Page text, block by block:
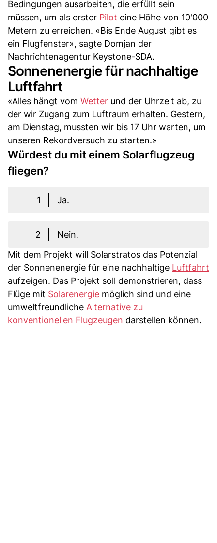
Bedingungen ausarbeiten, die erfüllt sein
müssen, um als erster Pilot eine Höhe von 10'000
Metern zu erreichen. «Bis Ende August gibt es
ein Flugfenster», sagte Domjan der
Nachrichtenagentur Keystone-SDA.
Sonnenenergie für nachhaltige
Luftfahrt
«Alles hängt vom Wetter und der Uhrzeit ab, zu
der wir Zugang zum Luftraum erhalten. Gestern,
am Dienstag, mussten wir bis 17 Uhr warten, um
unseren Rekordversuch zu starten.»
Würdest du mit einem Solarflugzeug
fliegen?
1 Ja.
2
Nein.
Mit dem Projekt will Solarstratos das Potenzial
der Sonnenenergie für eine nachhaltige Luftfahrt
aufzeigen. Das Projekt soll demonstrieren, dass
Flüge mit Solarenergie möglich sind und eine
umweltfreundliche Alternative zu
konventionellen Flugzeugen darstellen können.